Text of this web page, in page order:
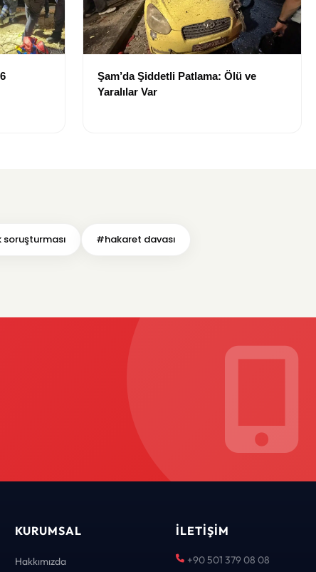
Şam’da Şiddetli Patlama: Ölü ve
Yaralılar Var
#hakaret davası
KURUMSAL
Hakkımızda
İLETIŞIM
+90 501 379 08 08